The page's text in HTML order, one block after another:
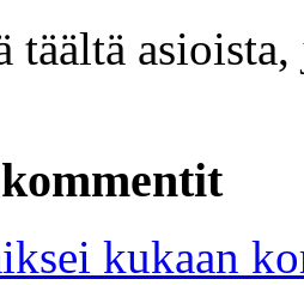
täältä
kukaan